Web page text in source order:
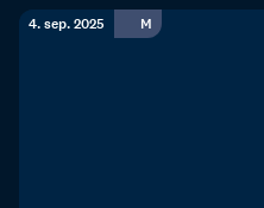
4. sep. 2025 M